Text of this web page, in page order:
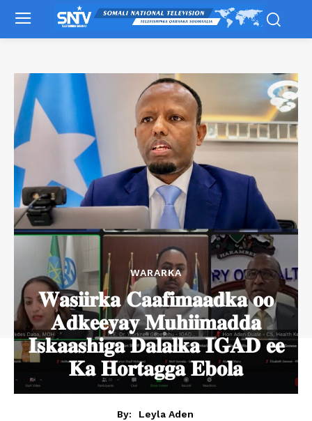
WARARKA
𝐖𝐚𝐬𝐢𝐢𝐫𝐤𝐚 𝐂𝐚𝐚𝐟𝐢𝐦𝐚𝐚𝐝𝐤𝐚 𝐨𝐨
𝐀𝐝𝐤𝐞𝐞𝐲𝐚𝐲 𝐌𝐮𝐡𝐢𝐢𝐦𝐚𝐝𝐝𝐚
𝐈𝐬𝐤𝐚𝐚𝐬𝐡𝐢𝐠𝐚 𝐃𝐚𝐥𝐚𝐥𝐤𝐚 𝐈𝐆𝐀𝐃 𝐞𝐞
𝐊𝐚 𝐇𝐨𝐫𝐭𝐚𝐠𝐠𝐚 𝐄𝐛𝐨𝐥𝐚
By:
Leyla Aden